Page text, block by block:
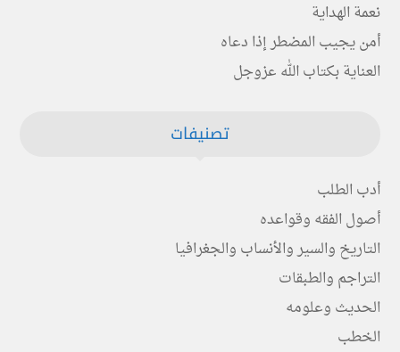
نعمة الهداية
أمن يجيب المضطر إذا دعاه
العناية بكتاب الله عزوجل
تصنيفات
أدب الطلب
أصول الفقه وقواعده
التاريخ والسير والأنساب والجغرافيا
التراجم والطبقات
الحديث وعلومه
الخطب